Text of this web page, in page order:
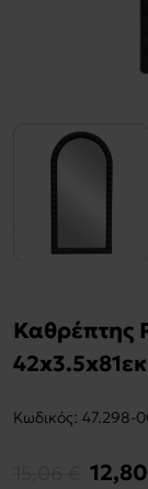
Καθρέπτης
42x3.5x81εκ
Kωδικός: 47.298-